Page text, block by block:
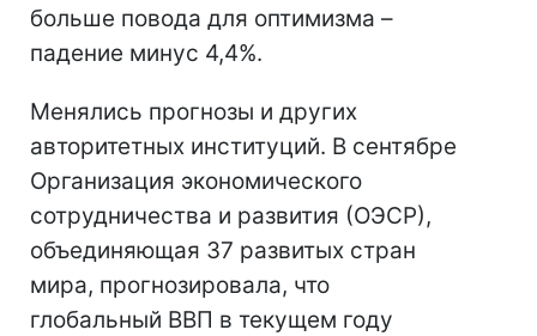
больше повода для оптимизма –
падение минус 4,4%.
Менялись прогнозы и других
авторитетных институций. В сентябре
Организация экономического
сотрудничества и развития (ОЭСР),
объединяющая 37 развитых стран
мира, прогнозировала, что
глобальный ВВП в текущем году